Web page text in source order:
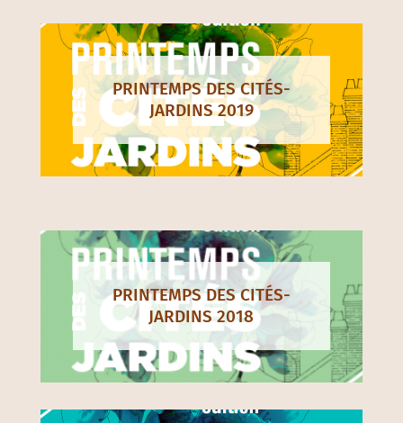
PRINTEMPS DES CITÉS-
JARDINS 2019
PRINTEMPS DES CITÉS-
JARDINS 2018